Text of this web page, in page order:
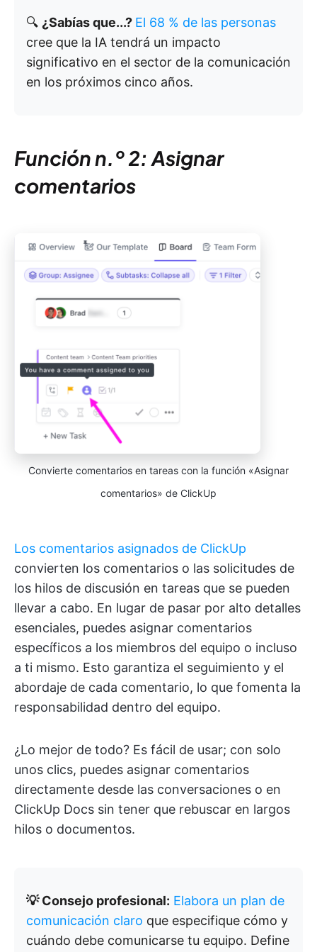
🔍 ¿Sabías que...? El 68 % de las personas
cree que la IA tendrá un impacto
significativo en el sector de la comunicación
en los próximos cinco años.
Función n.º 2: Asignar
comentarios
Convierte comentarios en tareas con la función «Asignar
comentarios» de ClickUp
Los comentarios asignados de ClickUp
convierten los comentarios o las solicitudes de
los hilos de discusión en tareas que se pueden
llevar a cabo. En lugar de pasar por alto detalles
esenciales, puedes asignar comentarios
específicos a los miembros del equipo o incluso
a ti mismo. Esto garantiza el seguimiento y el
abordaje de cada comentario, lo que fomenta la
responsabilidad dentro del equipo.
¿Lo mejor de todo? Es fácil de usar; con solo
unos clics, puedes asignar comentarios
directamente desde las conversaciones o en
ClickUp Docs sin tener que rebuscar en largos
hilos o documentos.
💡 Consejo profesional: Elabora un plan de
comunicación claro que especifique cómo y
cuándo debe comunicarse tu equipo. Define